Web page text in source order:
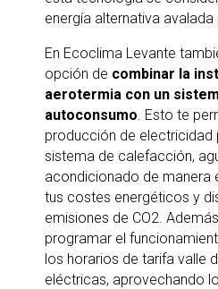
energía alternativa avalada
En Ecoclima Levante
opción de combinar la
aerotermia con un
autoconsumo. Esto te
producción de electricidad
sistema de calefacción,
acondicionado de manera
tus costes energéticos y
emisiones de CO2.
programar el
los horarios de tarifa valle
eléctricas, aprovechando